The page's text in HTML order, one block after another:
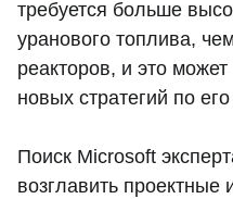
требуется больше
уранового топлива,
реакторов, и это
новых стратегий по
Поиск Microsoft
возглавить проектные